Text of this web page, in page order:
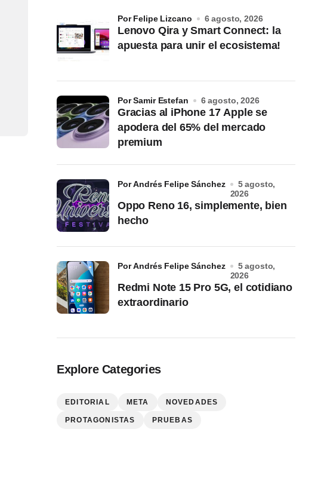
Lenovo Qira y Smart Connect: la
apuesta para unir el ecosistema!
por Felipe Lizcano 6 agosto, 2026
Gracias al iPhone 17 Apple se
apodera del 65% del mercado
premium
por Samir Estefan 6 agosto, 2026
Oppo Reno 16, simplemente, bien
hecho
por Andrés Felipe Sánchez
5 agosto,
2026
Redmi Note 15 Pro 5G, el cotidiano
extraordinario
por Andrés Felipe Sánchez
5 agosto,
2026
Explore Categories
EDITORIAL META NOVEDADES
PROTAGONISTAS PRUEBAS